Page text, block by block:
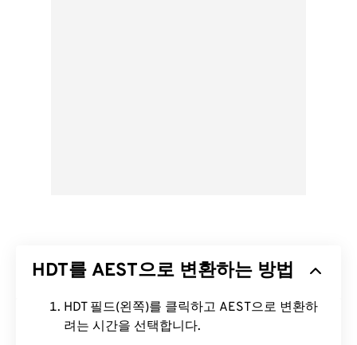
HDT를 AEST으로 변환하는 방법
HDT 필드(왼쪽)를 클릭하고 AEST으로 변환하
려는 시간을 선택합니다.